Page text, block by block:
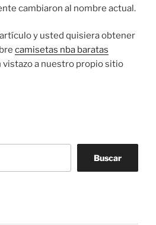
cambiaron al nombre actual.
y usted quisiera obtener
camisetas nba baratas
a nuestro propio sitio
Buscar